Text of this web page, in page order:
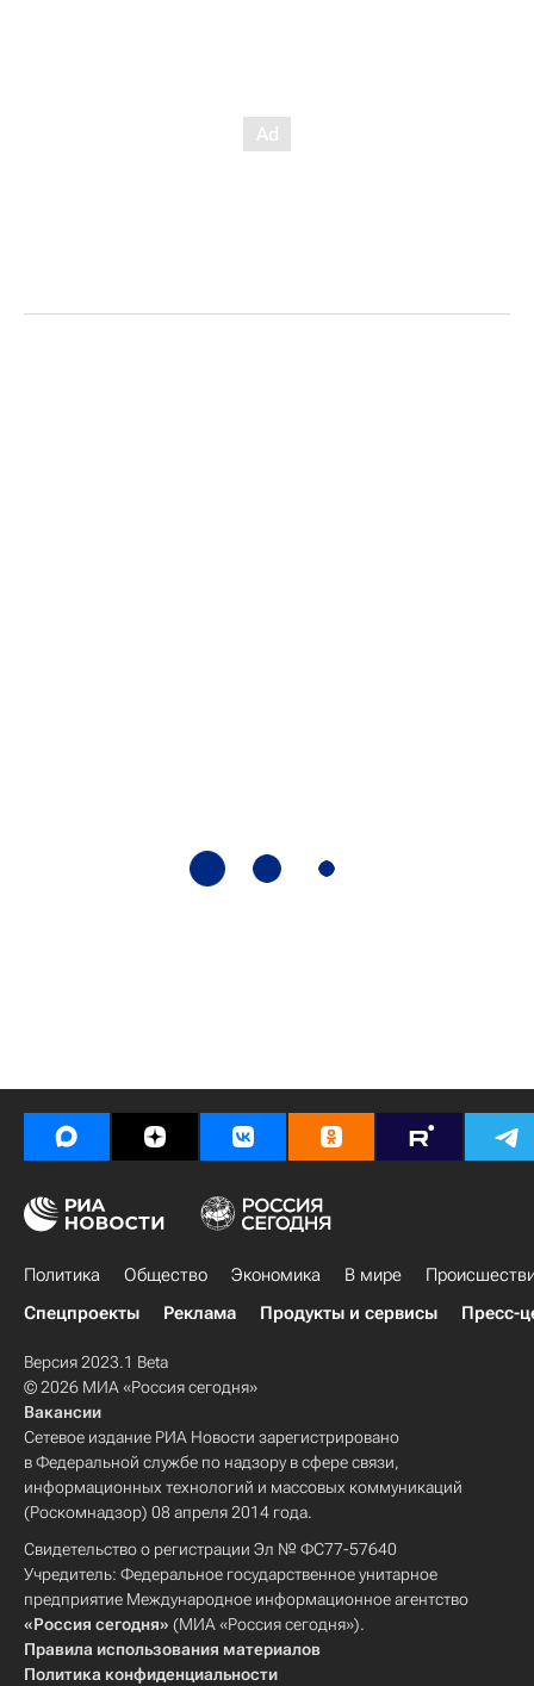
Политика Общество Экономика В мире
Спецпроекты
Реклама Продукты и сервисы Пресс-
Версия 2023.1 Beta
© 2026 МИА «Россия сегодня»
Вакансии
Сетевое издание РИА Новости зарегистрировано
в Федеральной службе по надзору в сфере связи,
информационных технологий и массовых коммуникаций
(Роскомнадзор) 08 апреля 2014 года.
Свидетельство о регистрации Эл № ФС77-57640
Учредитель: Федеральное государственное унитарное
предприятие Международное информационное агентство
«Россия сегодня» (МИА «Россия сегодня»).
Правила использования материалов
Политика конфиденциальности